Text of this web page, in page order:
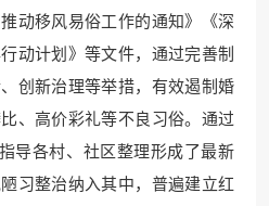
动移风易俗工作的通知》《深
动计划》等文件，通过完善制
创新治理等举措，有效遏制婚
、高价彩礼等不良习俗。通过
导各村、社区整理形成了最新
习整治纳入其中，普遍建立红